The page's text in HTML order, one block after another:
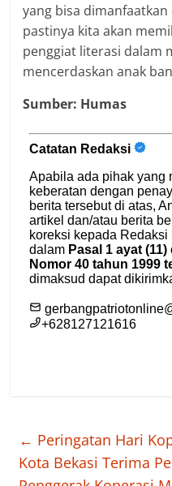
yang bisa
pastinya kita akan
penggiat literasi dalam
mencerdaskan anak
Sumber: Humas
← Peringatan Hari
Kota Bekasi Terima